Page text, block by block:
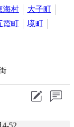
海村
大子町
霞町
境町